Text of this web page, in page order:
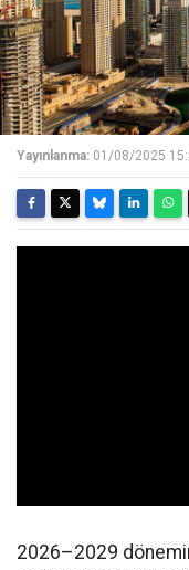
Yayınlanma: 01/08/2025
2026–2029